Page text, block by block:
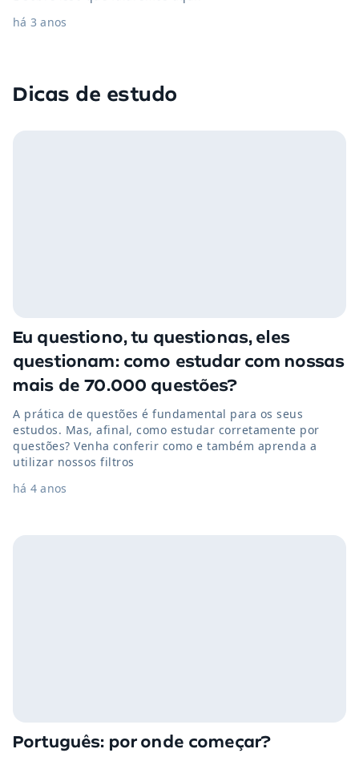
há 3 anos
Dicas de estudo
Eu questiono, tu questionas, eles
questionam: como estudar com nossas
mais de 70.000 questões?
A prática de questões é fundamental para os seus
estudos. Mas, afinal, como estudar corretamente por
questões? Venha conferir como e também aprenda a
utilizar nossos filtros
há 4 anos
Português: por onde começar?